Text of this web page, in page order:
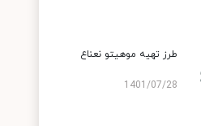
طرز تهیه موهیتو نعناع
1401/07/28